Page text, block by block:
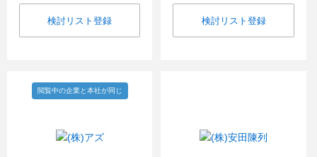
検討リスト登録 検討リスト登録
閲覧中の企業と本社が同じ